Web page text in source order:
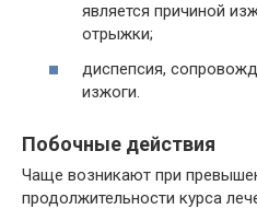
является причиной
отрыжки;
диспепсия,
изжоги.
Побочные действия
Чаще возникают при
продолжительности курса